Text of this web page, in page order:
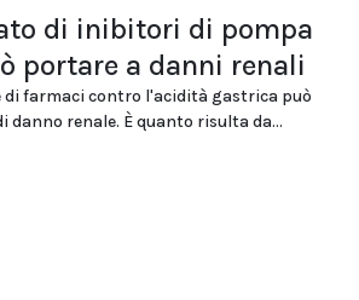
di inibitori di pompa
portare a danni renali
di farmaci contro l'acidità gastrica può
danno renale. È quanto risulta da...